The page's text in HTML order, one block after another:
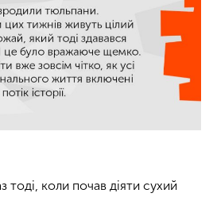
тоді, коли почав діяти сухий